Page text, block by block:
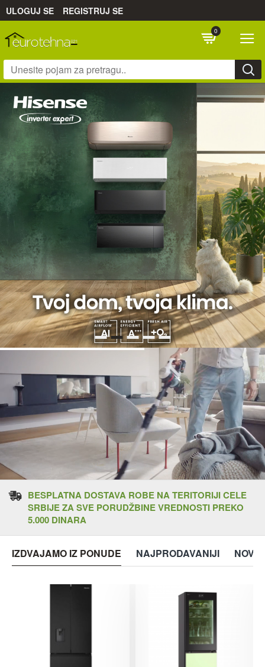
ULOGUJ SE REGISTRUJ SE
0
BESPLATNA DOSTAVA ROBE NA TERITORIJI CELE
SRBIJE ZA SVE PORUDŽBINE VREDNOSTI PREKO
5.000 DINARA
IZDVAJAMO IZ PONUDE NAJPRODAVANIJI NOVO